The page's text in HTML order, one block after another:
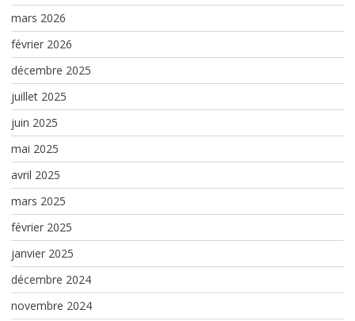
mars 2026
février 2026
décembre 2025
juillet 2025
juin 2025
mai 2025
avril 2025
mars 2025
février 2025
janvier 2025
décembre 2024
novembre 2024